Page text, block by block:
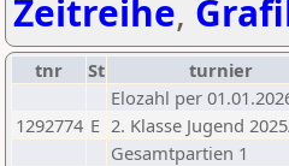
Zeitreihe,
tnr St turnier
Elozahl per
1292774 E 2. Klasse Jugend
Gesamtpartien 1